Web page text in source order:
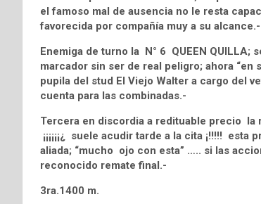
el famoso mal de ausencia no le resta
favorecida por compañía muy a su alcance.-
Enemiga de turno la N° 6 QUEEN
marcador sin ser de real peligro; ahora
pupila del stud El Viejo Walter a cargo del
cuenta para las combinadas.-
Tercera en discordia a redituable precio
¡¡¡¡¡¡¿ suele acudir tarde a la cita ¡!!!!!
aliada; “mucho ojo con esta” ….. si las
reconocido remate final.-
3ra.1400 m.